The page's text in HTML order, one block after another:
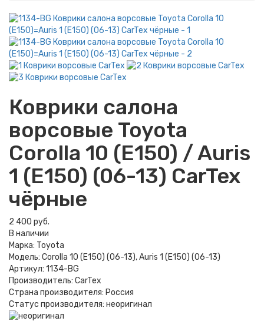
Коврики салона
ворсовые Toyota
Corolla 10 (E150) / Auris
1 (E150) (06-13) CarTex
чёрные
2 400 руб.
В наличии
Марка: Toyota
Модель: Corolla 10 (E150) (06-13), Auris 1 (E150) (06-13)
Артикул: 1134-BG
Производитель: CarTex
Страна производителя: Россия
Статус производителя: неоригинал